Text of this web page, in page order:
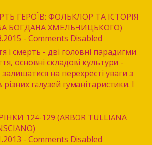
ГЕРОЇВ: ФОЛЬКЛОР ТА ІСТОРІЯ
БОГДАНА ХМЕЛЬНИЦЬКОГО)
- Comments Disabled
і смерть - дві головні парадигми
основні складові культури -
на перехресті уваги з
галузей гуманітаристики. І
124-129 (ARBOR TULLIANA
- Comments Disabled